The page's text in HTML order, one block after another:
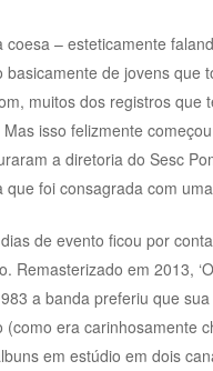
– esteticamente
de jovens
muitos dos registros
isso felizmente
a diretoria do Sesc
foi consagrada com
de evento ficou por
Remasterizado em 2013,
a banda preferiu que
era carinhosamente
em estúdio em dois